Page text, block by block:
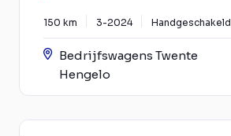
150 km 3-2024 Handgeschakeld
Bedrijfswagens Twente
Hengelo